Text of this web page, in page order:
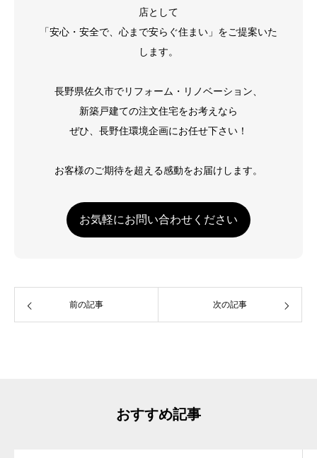
店として
「安心・安全で、心まで安らぐ住まい」をご提案いた
します。
長野県佐久市でリフォーム・リノベーション、
新築戸建ての注文住宅をお考えなら
ぜひ、長野住環境企画にお任せ下さい！
お客様のご期待を超える感動をお届けします。
お気軽にお問い合わせください
前の記事 次の記事
おすすめ記事